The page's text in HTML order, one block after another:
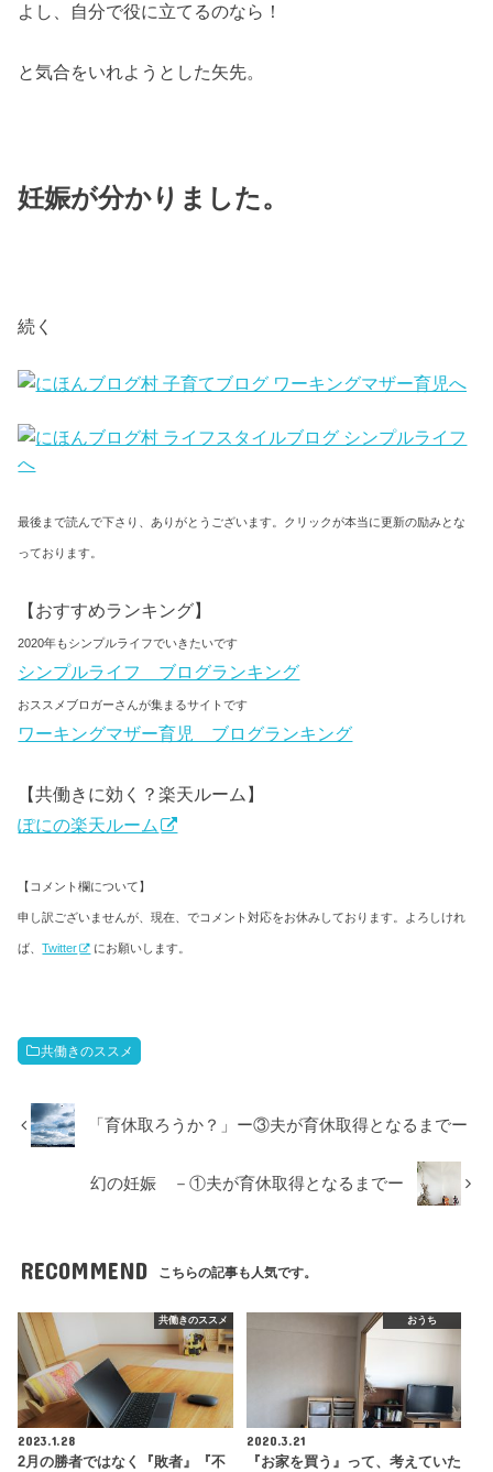
よし、自分で役に立てるのなら！
と気合をいれようとした矢先。
妊娠が分かりました。
続く
最後まで読んで下さり、ありがとうございます。クリックが本当に更新の励みとな
っております。
【おすすめランキング】
2020年もシンプルライフでいきたいです
シンプルライフ ブログランキング
おススメブロガーさんが集まるサイトです
ワーキングマザー育児 ブログランキング
【共働きに効く？楽天ルーム】
ぽにの楽天ルーム
【コメント欄について】
申し訳ございませんが、現在、でコメント対応をお休みしております。よろしけれ
ば、Twitter にお願いします。
共働きのススメ
「育休取ろうか？」ー③夫が育休取得となるまでー
幻の妊娠 －①夫が育休取得となるまでー
RECOMMEND こちらの記事も人気です。
共働きのススメ
2023.1.28
2月の勝者ではなく『敗者』『不
おうち
2020.3.21
『お家を買う』って、考えていた